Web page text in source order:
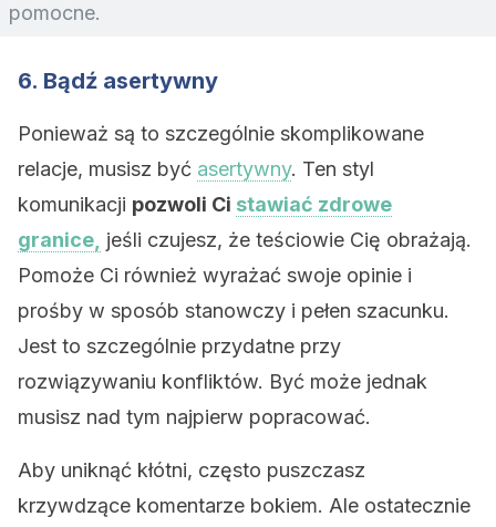
pomocne.
6. Bądź asertywny
Ponieważ są to szczególnie skomplikowane
relacje, musisz być asertywny. Ten styl
komunikacji pozwoli Ci stawiać zdrowe
granice, jeśli czujesz, że teściowie Cię obrażają.
Pomoże Ci również wyrażać swoje opinie i
prośby w sposób stanowczy i pełen szacunku.
Jest to szczególnie przydatne przy
rozwiązywaniu konfliktów. Być może jednak
musisz nad tym najpierw popracować.
Aby uniknąć kłótni, często puszczasz
krzywdzące komentarze bokiem. Ale ostatecznie